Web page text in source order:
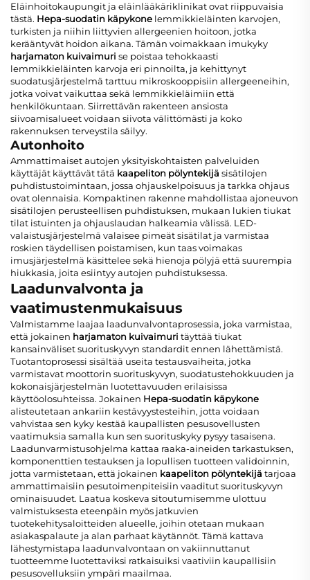
Eläinhoitokaupungit ja eläinlääkäriklinikat ovat riippuvaisia
tästä. Hepa-suodatin käpykone lemmikkieläinten karvojen,
turkisten ja niihin liittyvien allergeenien hoitoon, jotka
kerääntyvät hoidon aikana. Tämän voimakkaan imukyky
harjamaton kuivaimuri se poistaa tehokkaasti
lemmikkieläinten karvoja eri pinnoilta, ja kehittynyt
suodatusjärjestelmä tarttuu mikroskooppisiin allergeeneihin,
jotka voivat vaikuttaa sekä lemmikkieläimiin että
henkilökuntaan. Siirrettävän rakenteen ansiosta
siivoamisalueet voidaan siivota välittömästi ja koko
rakennuksen terveystila säilyy.
Autonhoito
Ammattimaiset autojen yksityiskohtaisten palveluiden
käyttäjät käyttävät tätä kaapeliton pölyntekijä sisätilojen
puhdistustoimintaan, jossa ohjauskelpoisuus ja tarkka ohjaus
ovat olennaisia. Kompaktinen rakenne mahdollistaa ajoneuvon
sisätilojen perusteellisen puhdistuksen, mukaan lukien tiukat
tilat istuinten ja ohjauslaudan halkeamia välissä. LED-
valaistusjärjestelmä valaisee pimeät sisätilat ja varmistaa
roskien täydellisen poistamisen, kun taas voimakas
imusjärjestelmä käsittelee sekä hienoja pölyjä että suurempia
hiukkasia, joita esiintyy autojen puhdistuksessa.
Laadunvalvonta ja
vaatimustenmukaisuus
Valmistamme laajaa laadunvalvontaprosessia, joka varmistaa,
että jokainen harjamaton kuivaimuri täyttää tiukat
kansainväliset suorituskyvyn standardit ennen lähettämistä.
Tuotantoprosessi sisältää useita testausvaiheita, jotka
varmistavat moottorin suorituskyvyn, suodatus­tehokkuuden ja
kokonaisjärjestelmän luotettavuuden erilaisissa
käyttöolosuhteissa. Jokainen Hepa-suodatin käpykone
alisteutetaan ankariin kestävyystesteihin, jotta voidaan
vahvistaa sen kyky kestää kaupallisten pesu­sovellusten
vaatimuksia samalla kun sen suorituskyky pysyy tasaisena.
Laadunvarmistusohjelma kattaa raaka-aineiden tarkastuksen,
komponenttien testauksen ja lopullisen tuotteen validoinnin,
jotta varmistetaan, että jokainen kaapeliton pölyntekijä tarjoaa
ammattimaisiin pesutoimenpiteisiin vaaditut suorituskyvyn
ominaisuudet. Laatua koskeva sitoutumisemme ulottuu
valmistuksesta eteenpäin myös jatkuvien
tuotekehitysaloitteiden alueelle, joihin otetaan mukaan
asiakaspalaute ja alan parhaat käytännöt. Tämä kattava
lähestymistapa laadunvalvontaan on vakiinnuttanut
tuotteemme luotettaviksi ratkaisuiksi vaativiin kaupallisiin
pesusovelluksiin ympäri maailmaa.